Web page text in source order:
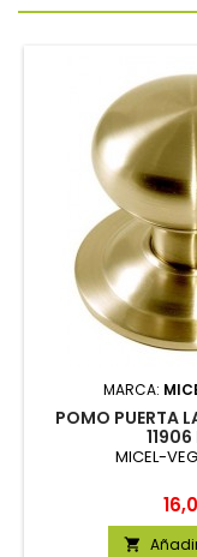
MARCA:
POMO PUERTA
11906
MICEL-
